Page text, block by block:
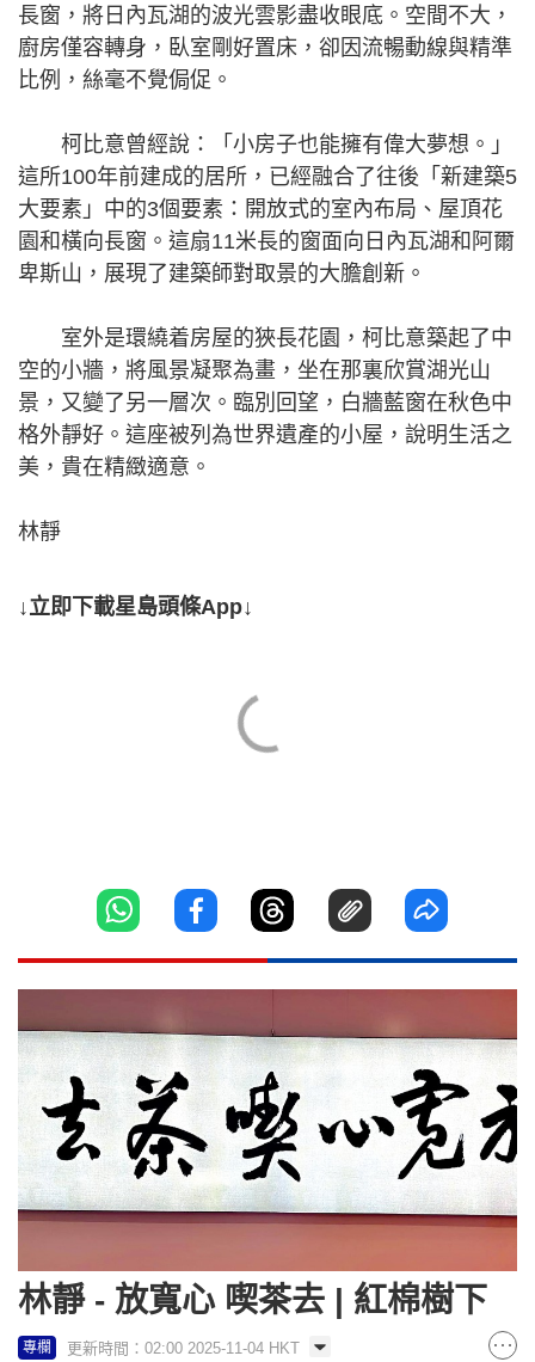
長窗，將日內瓦湖的波光雲影盡收眼底。空間不大，
廚房僅容轉身，臥室剛好置床，卻因流暢動線與精準
比例，絲毫不覺侷促。
柯比意曾經說：「小房子也能擁有偉大夢想。」
這所100年前建成的居所，已經融合了往後「新建築5
大要素」中的3個要素：開放式的室內布局、屋頂花
園和橫向長窗。這扇11米長的窗面向日內瓦湖和阿爾
卑斯山，展現了建築師對取景的大膽創新。
室外是環繞着房屋的狹長花園，柯比意築起了中
空的小牆，將風景凝聚為畫，坐在那裏欣賞湖光山
景，又變了另一層次。臨別回望，白牆藍窗在秋色中
格外靜好。這座被列為世界遺產的小屋，說明生活之
美，貴在精緻適意。
林靜
↓立即下載星島頭條App↓
林靜 - 放寬心 喫茶去 | 紅棉樹下
專欄 更新時間：02:00 2025-11-04 HKT